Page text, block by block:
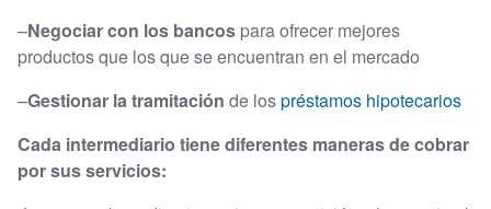
–Negociar con los bancos para ofrecer mejores
productos que los que se encuentran en el mercado
–Gestionar la tramitación de lospréstamos hipotecarios
Cada intermediario tiene diferentes maneras de cobrar
por sus servicios: